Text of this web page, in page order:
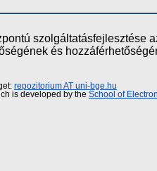
szolgáltatásfejlesztése
és
repozitorium AT uni-bge.hu
is developed by the School of